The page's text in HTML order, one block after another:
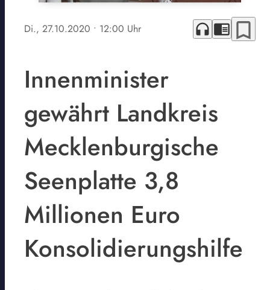
Di., 27.10.2020 • 12:00 Uhr headphones chrome_reader_mode bookmark_border
Innenminister
gewährt Landkreis
Mecklenburgische
Seenplatte 3,8
Millionen Euro
Konsolidierungshilfe